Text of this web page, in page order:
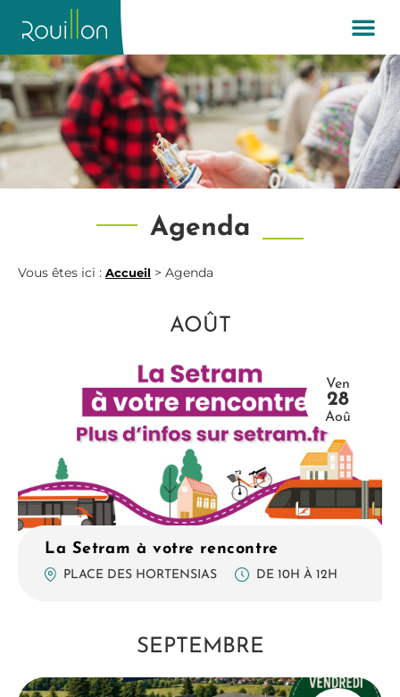
Agenda
Vous êtes ici : Accueil > Agenda
AOÛT
Ven
28
Aoû
La Setram à votre rencontre
PLACE DES HORTENSIAS DE 10H À 12H
SEPTEMBRE